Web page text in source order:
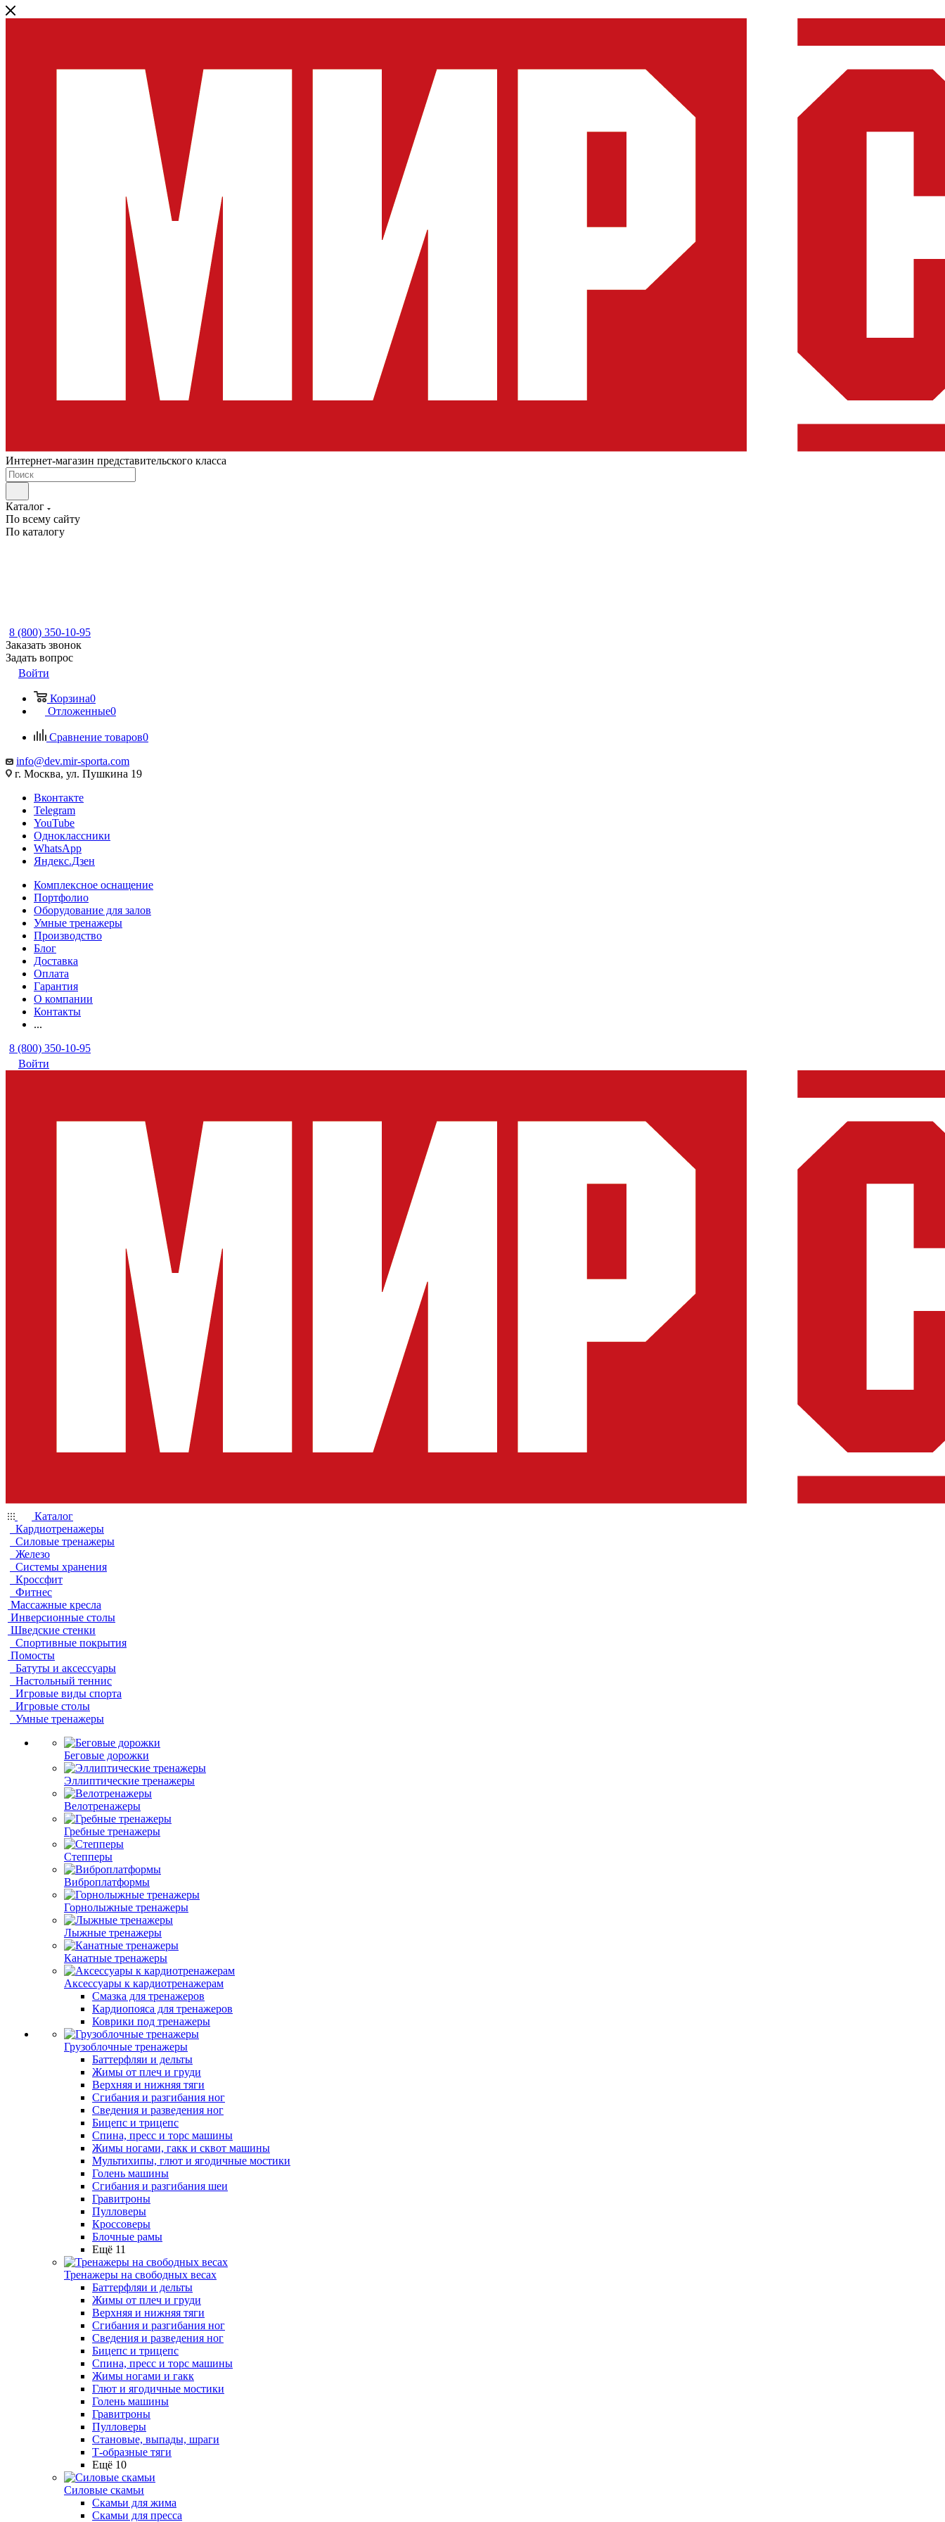
Интернет-магазин представительского класса
Каталог
По всему сайту
По каталогу
8 (800) 350-10-95
Заказать звонок
Задать вопрос
Войти
Корзина0
Отложенные0
Сравнение товаров0
info@dev.mir-sporta.com
г. Москва, ул. Пушкина 19
Вконтакте
Telegram
YouTube
Одноклассники
WhatsApp
Яндекс.Дзен
Комплексное оснащение
Портфолио
Оборудование для залов
Умные тренажеры
Производство
Блог
Доставка
Оплата
Гарантия
О компании
Контакты
...
8 (800) 350-10-95
Войти
Каталог
Кардиотренажеры
Силовые тренажеры
Железо
Системы хранения
Кроссфит
Фитнес
Массажные кресла
Инверсионные столы
Шведские стенки
Спортивные покрытия
Помосты
Батуты и аксессуары
Настольный теннис
Игровые виды спорта
Игровые столы
Умные тренажеры
Беговые дорожки
Эллиптические тренажеры
Велотренажеры
Гребные тренажеры
Степперы
Виброплатформы
Горнолыжные тренажеры
Лыжные тренажеры
Канатные тренажеры
Аксессуары к кардиотренажерам
Смазка для тренажеров
Кардиопояса для тренажеров
Коврики под тренажеры
Грузоблочные тренажеры
Баттерфляи и дельты
Жимы от плеч и груди
Верхняя и нижняя тяги
Сгибания и разгибания ног
Сведения и разведения ног
Бицепс и трицепс
Спина, пресс и торс машины
Жимы ногами, гакк и сквот машины
Мультихипы, глют и ягодичные мостики
Голень машины
Сгибания и разгибания шеи
Гравитроны
Пулловеры
Кроссоверы
Блочные рамы
Ещё 11
Тренажеры на свободных весах
Баттерфляи и дельты
Жимы от плеч и груди
Верхняя и нижняя тяги
Сгибания и разгибания ног
Сведения и разведения ног
Бицепс и трицепс
Спина, пресс и торс машины
Жимы ногами и гакк
Глют и ягодичные мостики
Голень машины
Гравитроны
Пулловеры
Становые, выпады, шраги
Т-образные тяги
Ещё 10
Силовые скамьи
Скамьи для жима
Скамьи для пресса